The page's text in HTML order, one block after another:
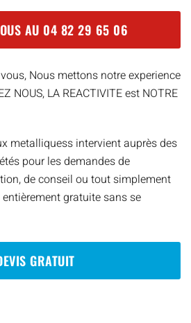
AU 04 82 29 65 06
Nous mettons notre experience
NOUS, LA REACTIVITE est NOTRE
metalliquess intervient auprès des
pour les demandes de
de conseil ou tout simplement
gratuite sans se
GRATUIT